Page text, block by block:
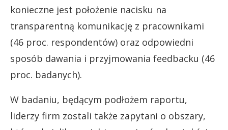
konieczne jest położenie nacisku na
transparentną komunikację z pracownikami
(46 proc. respondentów) oraz odpowiedni
sposób dawania i przyjmowania feedbacku (46
proc. badanych).
W badaniu, będącym podłożem raportu,
liderzy firm zostali także zapytani o obszary,